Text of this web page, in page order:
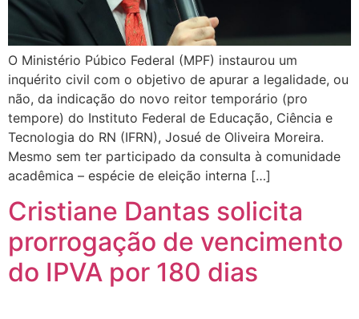
O Ministério Púbico Federal (MPF) instaurou um
inquérito civil com o objetivo de apurar a legalidade, ou
não, da indicação do novo reitor temporário (pro
tempore) do Instituto Federal de Educação, Ciência e
Tecnologia do RN (IFRN), Josué de Oliveira Moreira.
Mesmo sem ter participado da consulta à comunidade
acadêmica – espécie de eleição interna […]
Cristiane Dantas solicita
prorrogação de vencimento
do IPVA por 180 dias